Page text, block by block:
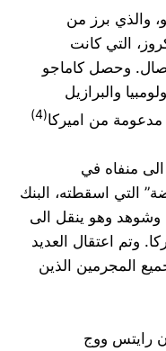
والذي برز من
التي كانت
وحصل كاماجو
والبرازيل
مدعومة من اميركا(4)
منفاه في
التي اسقطته، البنك
وشوهد وهو ينقل الى
وتم اعتقال العديد
المجرمين الذين
رايتس ووج